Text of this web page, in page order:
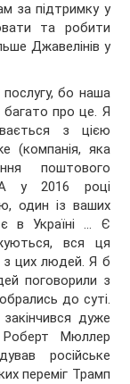
за підтримку у
та робити
Джавелінів у
бо наша
багато про це. Я
з цією
(компанія, яка
поштового
у 2016 році
один із ваших
в Україні ... Є
вся ця
з цих людей. Я б
поговорили з
до суті.
дуже
Мюллер
російське
переміг Трамп